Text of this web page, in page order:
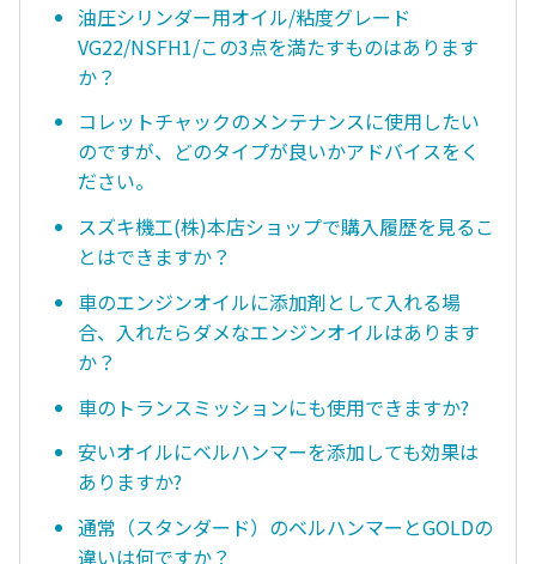
油圧シリンダー用オイル/粘度グレード
VG22/NSFH1/この3点を満たすものはあります
か？
コレットチャックのメンテナンスに使用したい
のですが、どのタイプが良いかアドバイスをく
ださい。
スズキ機工(株)本店ショップで購入履歴を見るこ
とはできますか？
車のエンジンオイルに添加剤として入れる場
合、入れたらダメなエンジンオイルはあります
か？
車のトランスミッションにも使用できますか?
安いオイルにベルハンマーを添加しても効果は
ありますか?
通常（スタンダード）のベルハンマーとGOLDの
違いは何ですか？